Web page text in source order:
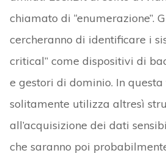
chiamato di “enumerazione”.
cercheranno di identificare i
critical” come dispositivi di
e gestori di dominio. In questa
solitamente utilizza altresì
all’acquisizione dei dati
che saranno poi